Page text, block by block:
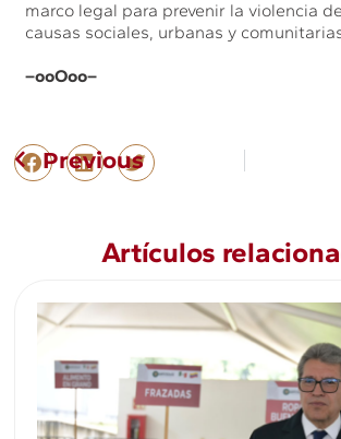
marco legal para prevenir la violencia
causas sociales, urbanas y
–ooOoo–
Previous
Artículos